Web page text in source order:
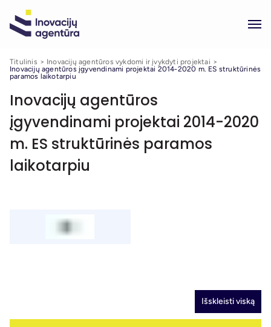
Titulinis
Inovacijų agentūros vykdomi ir įvykdyti projektai
Inovacijų agentūros įgyvendinami projektai 2014-2020 m. ES struktūrinės
paramos laikotarpiu
Inovacijų agentūros
įgyvendinami projektai 2014-2020
m. ES struktūrinės paramos
laikotarpiu
Išskleisti viską